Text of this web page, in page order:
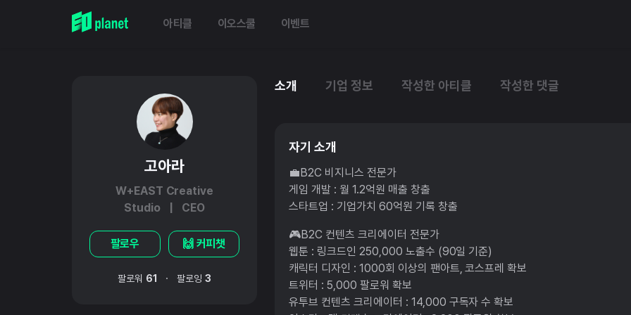
아티클 이오스쿨 이벤트
고아라
W+EAST Creative
Studio | CEO
팔로우 🙌 커피챗
팔로워 61 ·팔로잉3
소개 기업 정보 작성한 아티클 작성한 댓글
자기 소개
💼B2C 비지니스 전문가
게임 개발 : 월 1.2억원 매출 창출
스타트업 : 기업가치 60억원 기록 창출
🎮B2C 컨텐츠 크리에이터 전문가
웹툰 : 링크드인 250,000 노출수 (90일 기준)
캐릭터 디자인 : 1000회 이상의 팬아트, 코스프레 확보
트위터 : 5,000 팔로워 확보
유투브 컨텐츠 크리에이터 : 14,000 구독자 수 확보